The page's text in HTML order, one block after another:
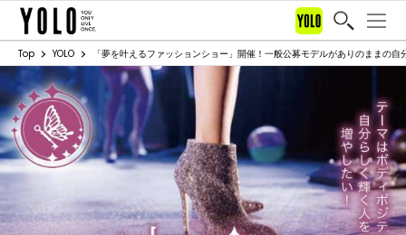
Top YOLO 「夢を叶えるファッションショー」開催！一般公募モデルがありのままの自